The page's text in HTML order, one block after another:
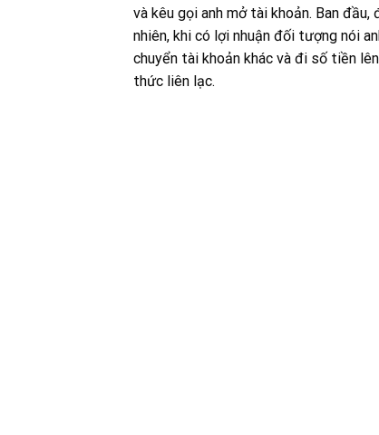
và kêu gọi anh mở tài khoản. Ban
nhiên, khi có lợi nhuận đối tượng nói
chuyển tài khoản khác và đi số tiền
thức liên lạc.